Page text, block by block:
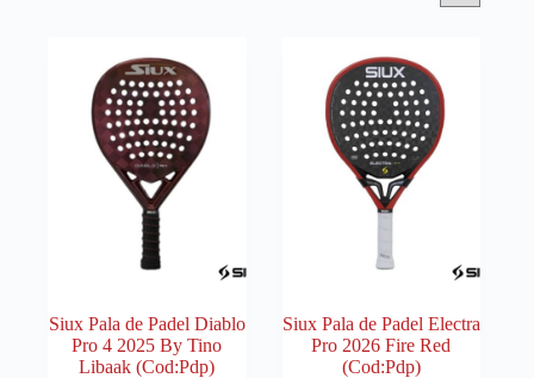
Siux Pala de Padel Diablo
Pro 4 2025 By Tino
Libaak (Cod:Pdp)
Siux Pala de Padel Electra
Pro 2026 Fire Red
(Cod:Pdp)